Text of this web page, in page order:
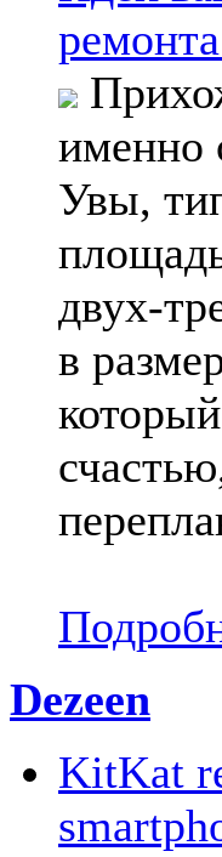
именно
Увы,
двух-
в
Dezeen
KitKat